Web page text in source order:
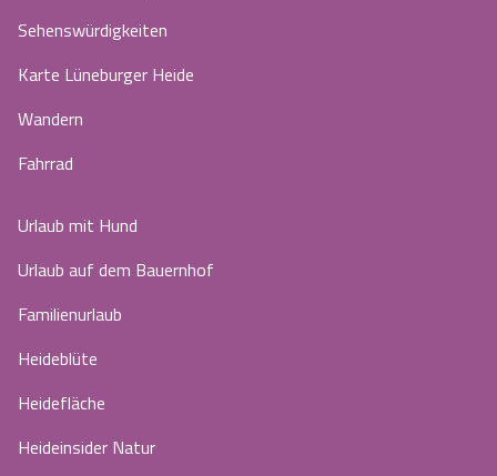
Sehenswürdigkeiten
Karte Lüneburger Heide
Wandern
Fahrrad
Urlaub mit Hund
Urlaub auf dem Bauernhof
Familienurlaub
Heideblüte
Heidefläche
Heideinsider Natur